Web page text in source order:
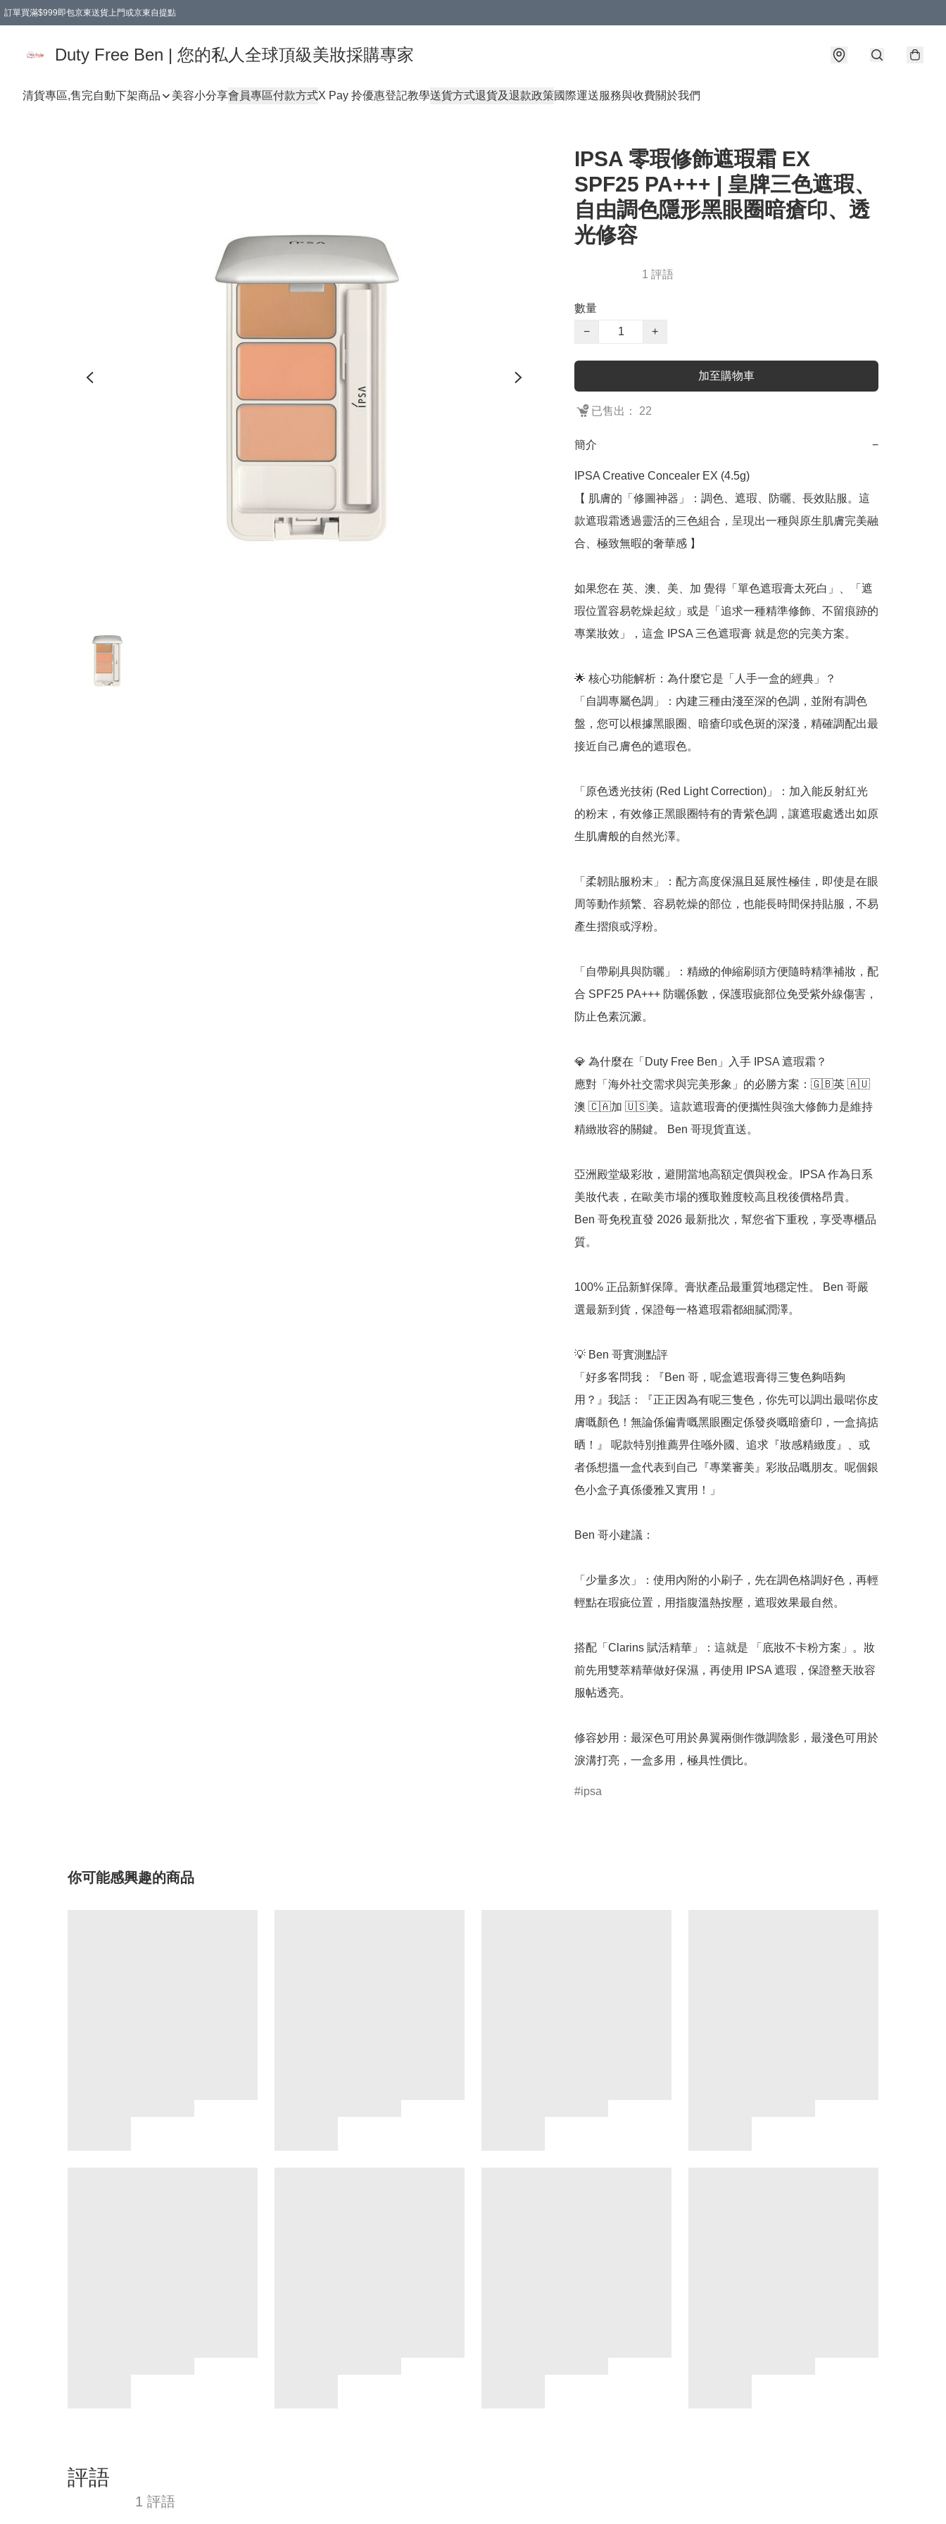
訂單買滿$999即包京東送貨上門或京東自提點
Duty Free Ben | 您的私人全球頂級美妝採購專家
清貨專區,售完自動下架商品 美容小分享會員專區付款方式X Pay 拎優惠登記教學送貨方式退貨及退款政策國際運送服務與收費關於我們
IPSA 零瑕修飾遮瑕霜 EX
SPF25 PA+++ | 皇牌三色遮瑕、
自由調色隱形黑眼圈暗瘡印、透
光修容
1 評語
數量
−
+
加至購物車
已售出： 22
簡介 −
IPSA Creative Concealer EX (4.5g)
【 肌膚的「修圖神器」：調色、遮瑕、防曬、長效貼服。這
款遮瑕霜透過靈活的三色組合，呈現出一種與原生肌膚完美融
合、極致無暇的奢華感 】
如果您在 英、澳、美、加 覺得「單色遮瑕膏太死白」、「遮
瑕位置容易乾燥起紋」或是「追求一種精準修飾、不留痕跡的
專業妝效」，這盒 IPSA 三色遮瑕膏 就是您的完美方案。
🌟 核心功能解析：為什麼它是「人手一盒的經典」？
「自調專屬色調」：內建三種由淺至深的色調，並附有調色
盤，您可以根據黑眼圈、暗瘡印或色斑的深淺，精確調配出最
接近自己膚色的遮瑕色。
「原色透光技術 (Red Light Correction)」：加入能反射紅光
的粉末，有效修正黑眼圈特有的青紫色調，讓遮瑕處透出如原
生肌膚般的自然光澤。
「柔韌貼服粉末」：配方高度保濕且延展性極佳，即使是在眼
周等動作頻繁、容易乾燥的部位，也能長時間保持貼服，不易
產生摺痕或浮粉。
「自帶刷具與防曬」：精緻的伸縮刷頭方便隨時精準補妝，配
合 SPF25 PA+++ 防曬係數，保護瑕疵部位免受紫外線傷害，
防止色素沉澱。
💎 為什麼在「Duty Free Ben」入手 IPSA 遮瑕霜？
應對「海外社交需求與完美形象」的必勝方案：🇬🇧英 🇦🇺
澳 🇨🇦加 🇺🇸美。這款遮瑕膏的便攜性與強大修飾力是維持
精緻妝容的關鍵。 Ben 哥現貨直送。
亞洲殿堂級彩妝，避開當地高額定價與稅金。IPSA 作為日系
美妝代表，在歐美市場的獲取難度較高且稅後價格昂貴。
Ben 哥免稅直發 2026 最新批次，幫您省下重稅，享受專櫃品
質。
100% 正品新鮮保障。膏狀產品最重質地穩定性。 Ben 哥嚴
選最新到貨，保證每一格遮瑕霜都細膩潤澤。
💡 Ben 哥實測點評
「好多客問我：『Ben 哥，呢盒遮瑕膏得三隻色夠唔夠
用？』我話：『正正因為有呢三隻色，你先可以調出最啱你皮
膚嘅顏色！無論係偏青嘅黑眼圈定係發炎嘅暗瘡印，一盒搞掂
晒！』 呢款特別推薦畀住喺外國、追求『妝感精緻度』、或
者係想搵一盒代表到自己『專業審美』彩妝品嘅朋友。呢個銀
色小盒子真係優雅又實用！」
Ben 哥小建議：
「少量多次」：使用內附的小刷子，先在調色格調好色，再輕
輕點在瑕疵位置，用指腹溫熱按壓，遮瑕效果最自然。
搭配「Clarins 賦活精華」：這就是 「底妝不卡粉方案」。妝
前先用雙萃精華做好保濕，再使用 IPSA 遮瑕，保證整天妝容
服帖透亮。
修容妙用：最深色可用於鼻翼兩側作微調陰影，最淺色可用於
淚溝打亮，一盒多用，極具性價比。
ipsa
你可能感興趣的商品
評語
1 評語